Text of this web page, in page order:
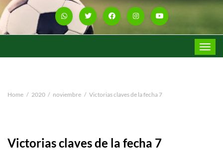
Toggle
Home 2020 noviembre Victorias claves de la fecha 7
Victorias claves de la fecha 7